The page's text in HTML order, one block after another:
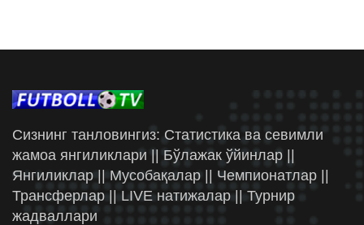
Сизнинг танловингиз: Статистика ва севимли
жамоа янгиликлари || Бўлажак ўйинлар ||
Янгиликлар || Мусобақалар || Чемпионатлар ||
Трансферлар || LIVE натижалар || Турнир
жадваллари